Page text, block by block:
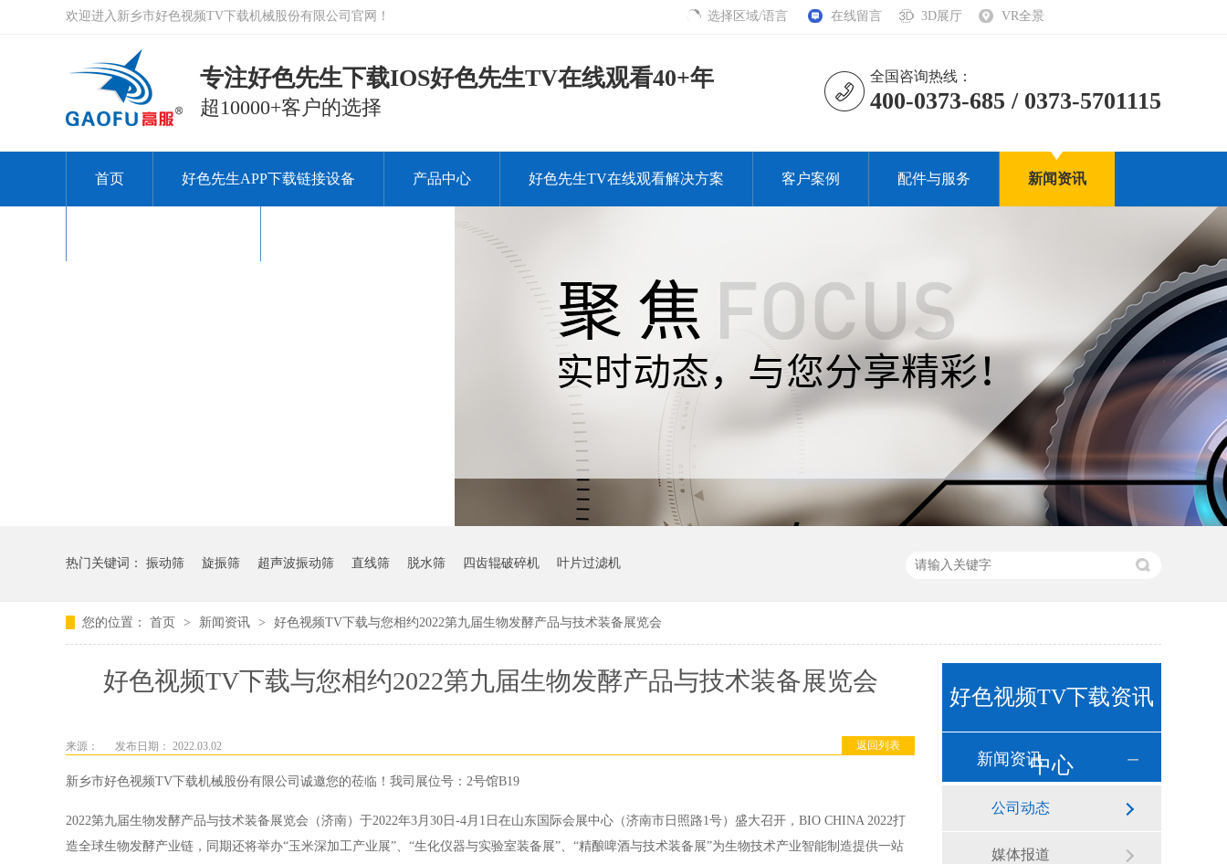
选择区域/语言 在线留言 3D展厅 VR全景
欢迎进入新乡市好色视频TV下载机械股份有限公司官网！
专注好色先生下载IOS好色先生TV在线观看40+年
超10000+客户的选择
全国咨询热线：
400-0373-685 / 0373-5701115
首页 好色先生APP下载链接设备 产品中心 好色先生TV在线观看解决方案 客户案例 配件与服务 新闻资讯
热门关键词： 振动筛 旋振筛 超声波振动筛 直线筛 脱水筛 四齿辊破碎机 叶片过滤机
您的位置： 首页 > 新闻资讯 > 好色视频TV下载与您相约2022第九届生物发酵产品与技术装备展览会
好色视频TV下载与您相约2022第九届生物发酵产品与技术装备展览会
返回列表
来源： 发布日期： 2022.03.02
新乡市好色视频TV下载机械股份有限公司诚邀您的莅临！我司展位号：2号馆B19
2022第九届生物发酵产品与技术装备展览会（济南）于2022年3月30日-4月1日在山东国际会展中心（济南市日照路1号）盛大召开，BIO CHINA 2022打
造全球生物发酵产业链，同期还将举办“玉米深加工产业展”、“生化仪器与实验室装备展”、“精酿啤酒与技术装备展”为生物技术产业智能制造提供一站
好色视频TV下载资讯
中心
新闻资讯
公司动态
媒体报道